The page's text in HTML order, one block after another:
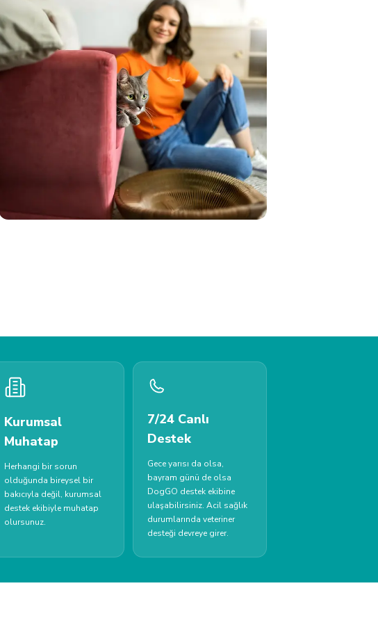
Kurumsal
Muhatap
Herhangi bir sorun
olduğunda bireysel bir
bakıcıyla değil, kurumsal
destek ekibiyle muhatap
olursunuz.
7/24 Canlı
Destek
Gece yarısı da olsa,
bayram günü de olsa
DogGO destek ekibine
ulaşabilirsiniz. Acil sağlık
durumlarında veteriner
desteği devreye girer.